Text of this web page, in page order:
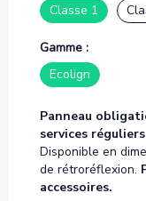
Classe 1
Gamme :
Ecolign
Panneau
services
Disponible en
de rétroréflexion.
accessoires.